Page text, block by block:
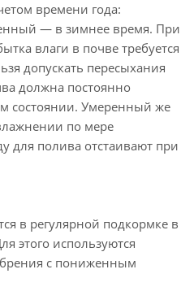
времени года:
— в зимнее время. При
влаги в почве требуется
допускать пересыхания
должна постоянно
состоянии. Умеренный же
по мере
для полива отстаивают при
в регулярной подкормке в
этого используются
с пониженным